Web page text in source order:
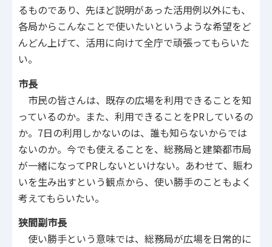
るものであり、先ほど説明があった活用例以外にも、
各局からこんなことで使いたいというような希望をど
んどん上げて、活用に向けて全庁で頑張ってもらいた
い。
市長
市民の皆さんは、既存の広場を利用できることを知
っているのか。また、利用できることをPRしているの
か。7日の利用しかないのは、誰も知らないからでは
ないのか。今でも使えることを、総務局と建築都市局
が一緒になってPRしないといけない。あわせて、賑わ
いを生み出すという観点から、使い勝手のこともよく
考えてもらいたい。
狭間副市長
使い勝手という意味では、総務局が広場を日常的に